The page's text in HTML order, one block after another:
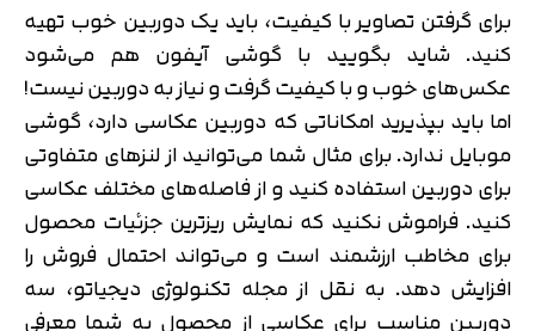
برای گرفتن تصاویر با کیفیت، باید یک دوربین خوب تهیه
کنید. شاید بگویید با گوشی آیفون هم می‌شود
عکس‌های خوب و با کیفیت گرفت و نیاز به دوربین نیست!
اما باید بپذیرید امکاناتی که دوربین عکاسی دارد، گوشی
موبایل ندارد. برای مثال شما می‌توانید از لنزهای متفاوتی
برای دوربین استفاده کنید و از فاصله‌های مختلف عکاسی
کنید. فراموش نکنید که نمایش ریزترین جزئیات محصول
برای مخاطب ارزشمند است و می‌تواند احتمال فروش را
افزایش دهد. به نقل از مجله تکنولوژی دیجیاتو، سه
دوربین مناسب برای عکاسی از محصول به شما معرفی